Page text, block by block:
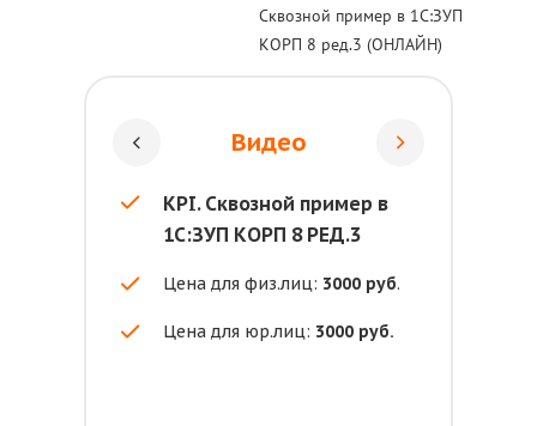
Сквозной пример в 1С:ЗУП
КОРП 8 ред.3 (ОНЛАЙН)
Видео
KPI. Сквозной пример в
1С:ЗУП КОРП 8 РЕД.3
Цена для физ.лиц: 3000 руб.
Цена для юр.лиц: 3000 руб.